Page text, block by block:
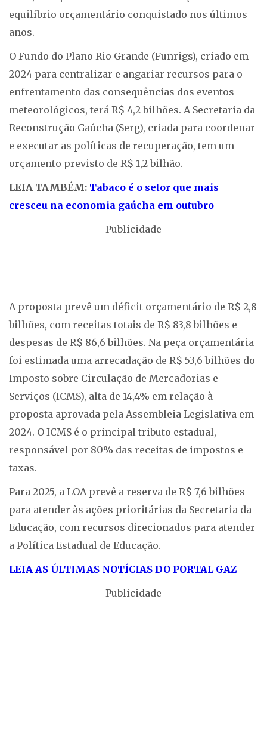
equilíbrio orçamentário conquistado nos últimos
anos.
O Fundo do Plano Rio Grande (Funrigs), criado em
2024 para centralizar e angariar recursos para o
enfrentamento das consequências dos eventos
meteorológicos, terá R$ 4,2 bilhões. A Secretaria da
Reconstrução Gaúcha (Serg), criada para coordenar
e executar as políticas de recuperação, tem um
orçamento previsto de R$ 1,2 bilhão.
LEIA TAMBÉM: Tabaco é o setor que mais
cresceu na economia gaúcha em outubro
Publicidade
A proposta prevê um déficit orçamentário de R$ 2,8
bilhões, com receitas totais de R$ 83,8 bilhões e
despesas de R$ 86,6 bilhões. Na peça orçamentária
foi estimada uma arrecadação de R$ 53,6 bilhões do
Imposto sobre Circulação de Mercadorias e
Serviços (ICMS), alta de 14,4% em relação à
proposta aprovada pela Assembleia Legislativa em
2024. O ICMS é o principal tributo estadual,
responsável por 80% das receitas de impostos e
taxas.
Para 2025, a LOA prevê a reserva de R$ 7,6 bilhões
para atender às ações prioritárias da Secretaria da
Educação, com recursos direcionados para atender
a Política Estadual de Educação.
LEIA AS ÚLTIMAS NOTÍCIAS DO PORTAL GAZ
Publicidade